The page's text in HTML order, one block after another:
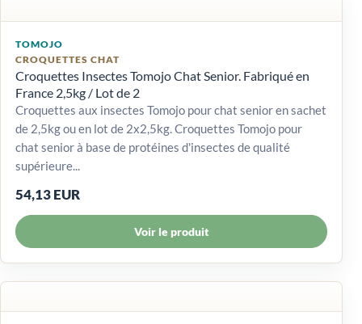
TOMOJO
CROQUETTES CHAT
Croquettes Insectes Tomojo Chat Senior. Fabriqué en
France 2,5kg / Lot de 2
Croquettes aux insectes Tomojo pour chat senior en sachet
de 2,5kg ou en lot de 2x2,5kg. Croquettes Tomojo pour
chat senior à base de protéines d'insectes de qualité
supérieure...
54,13 EUR
Voir le produit